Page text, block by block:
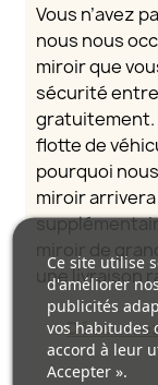
Vous n’avez
nous nous
miroir que
sécurité
gratuitement.
flotte de
pourquoi
miroir
miroir de
une livraison
Ce site utilise
d'améliorer
publicités
vos habitudes
accord à leur
Accepter ».